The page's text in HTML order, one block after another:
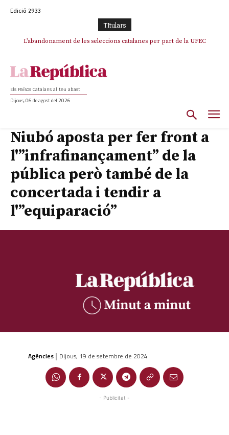
Edició 2933
TItulars
L’abandonament de les seleccions catalanes per part de la UFEC
Els Països Catalans al teu abast
Dijous, 06 de agost del 2026
Niubó aposta per fer front a
l'”infrafinançament” de la
pública però també de la
concertada i tendir a
l'”equiparació”
Agències | Dijous, 19 de setembre de 2024
- Publicitat -